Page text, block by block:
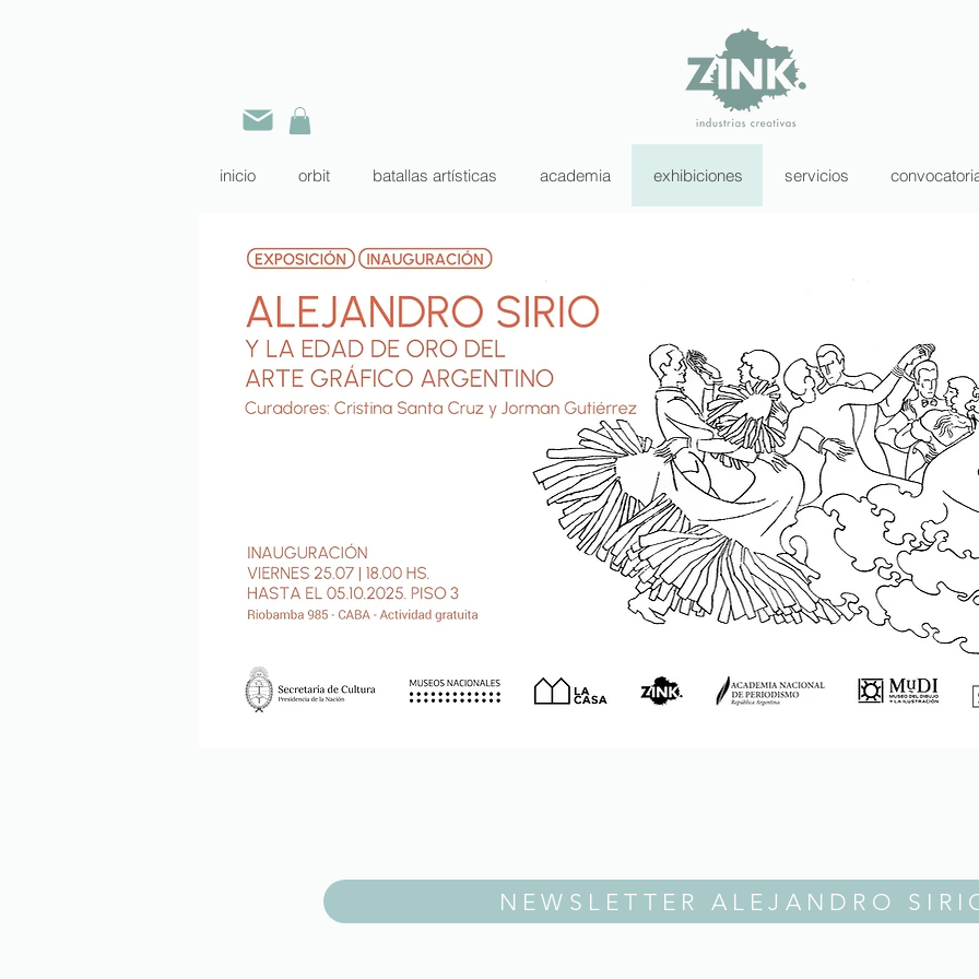
inicio orbit batallas artísticas academia exhibiciones servicios
NEWSLETTER ALEJANDRO